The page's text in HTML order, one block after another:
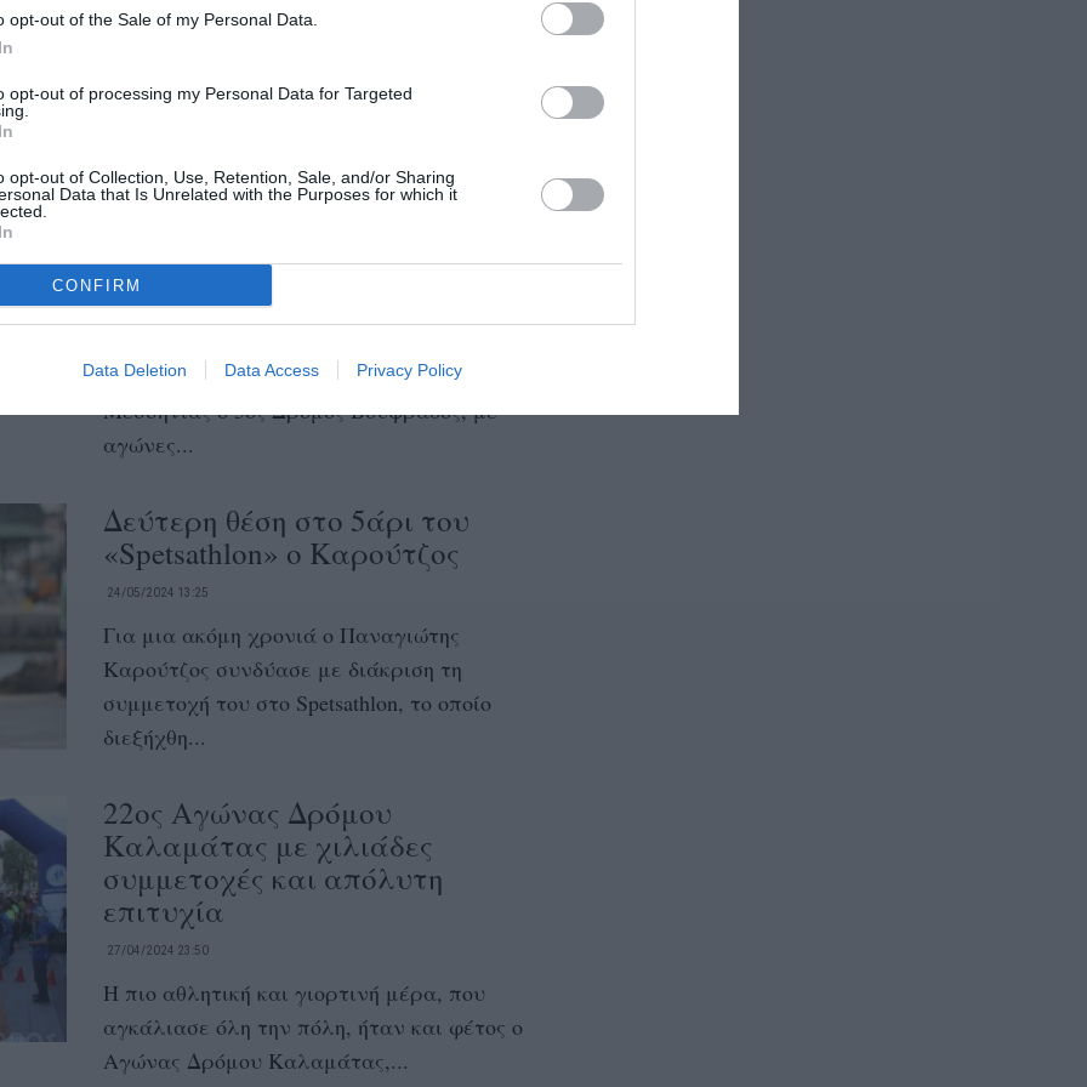
opt-out of the Sale of my Personal Data.
opt-out of processing my Personal Data for Targeted
opt-out of Collection, Use, Retention, Sale, and/or Sharing
Data that Is Unrelated with the Purposes for which it
CONFIRM
Data Deletion Data Access Privacy Policy
συνεργασία με το Δήμο Μεσσήνης
δυναμικού βάδην...
3ος Δρόμος Βουφράδος:
Νικητές Καρούτζος και Μπάκα
Δημητροπούλου στο 5άρι
Σάββατο 1 Ιουνίου 2024 στο Χατζή
Μεσσηνίας ο 3ος Δρόμος Βουφράδος, με
αγώνες...
Δεύτερη θέση στο 5άρι του
«Spetsathlon» ο Καρούτζος
24/05/2024 13:25
Για μια ακόμη χρονιά ο Παναγιώτης
Καρούτζος συνδύασε με διάκριση τη
συμμετοχή του στο Spetsathlon, το οποίο
διεξήχθη...
22ος Αγώνας Δρόμου
Καλαμάτας με χιλιάδες
συμμετοχές και απόλυτη
επιτυχία
27/04/2024 23:50
Η πιο αθλητική και γιορτινή μέρα, που
αγκάλιασε όλη την πόλη, ήταν και φέτος ο
Αγώνας Δρόμου Καλαμάτας,...